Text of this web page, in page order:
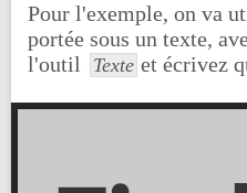
Pour l'exemple, on va
portée sous un texte,
l'outil
Texte et écrivez